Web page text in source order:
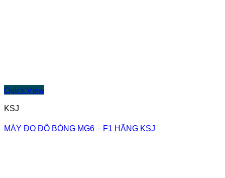
Quick View
KSJ
MÁY ĐO ĐỘ BÓNG MG6 – F1 HÃNG KSJ